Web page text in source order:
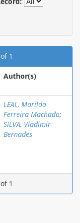
1
Author(s)
LEAL, Marilda
Ferreira Machado;
SILVA, Vladimir
Bernades
1